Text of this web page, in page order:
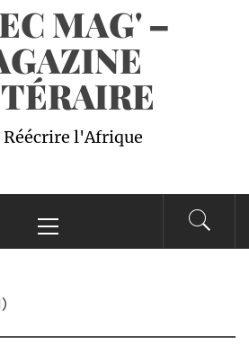
MAG' –
l'Afrique
principal